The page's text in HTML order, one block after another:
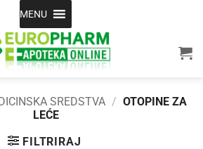
MENU
SREDSTVA / OTOPINE ZA
LEĆE
FILTRIRAJ